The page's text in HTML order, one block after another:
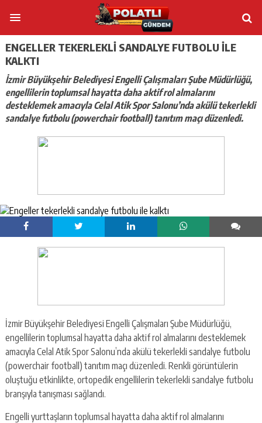
ENGELLER TEKERLEKLI SANDALYE FUTBOLU ILE
KALKTI
İzmir Büyükşehir Belediyesi Engelli Çalışmaları Şube Müdürlüğü,
engellilerin toplumsal hayatta daha aktif rol almalarını
desteklemek amacıyla Celal Atik Spor Salonu’nda akülü tekerlekli
sandalye futbolu (powerchair football) tanıtım maçı düzenledi.
İzmir Büyükşehir Belediyesi Engelli Çalışmaları Şube Müdürlüğü,
engellilerin toplumsal hayatta daha aktif rol almalarını desteklemek
amacıyla Celal Atik Spor Salonu’nda akülü tekerlekli sandalye futbolu
(powerchair football) tanıtım maçı düzenledi. Renkli görüntülerin
oluştuğu etkinlikte, ortopedik engellilerin tekerlekli sandalye futbolu
branşıyla tanışması sağlandı.
Engelli yurttaşların toplumsal hayatta daha aktif rol almalarını